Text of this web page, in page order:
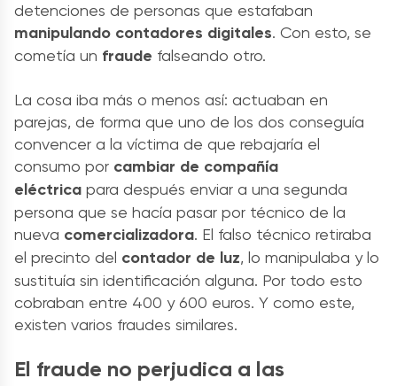
detenciones de personas que estafaban
manipulando contadores digitales. Con esto, se
cometía un fraude falseando otro.
La cosa iba más o menos así: actuaban en
parejas, de forma que uno de los dos conseguía
convencer a la víctima de que rebajaría el
consumo por cambiar de compañía
eléctrica para después enviar a una segunda
persona que se hacía pasar por técnico de la
nueva comercializadora. El falso técnico retiraba
el precinto del contador de luz, lo manipulaba y lo
sustituía sin identificación alguna. Por todo esto
cobraban entre 400 y 600 euros. Y como este,
existen varios fraudes similares.
El fraude no perjudica a las